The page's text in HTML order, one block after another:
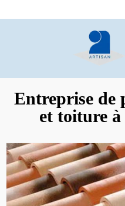
Entreprise de
et toiture à